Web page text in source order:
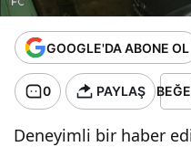
GOOGLE'DA ABONE OL
0 PAYLAŞ
Deneyimli bir haber